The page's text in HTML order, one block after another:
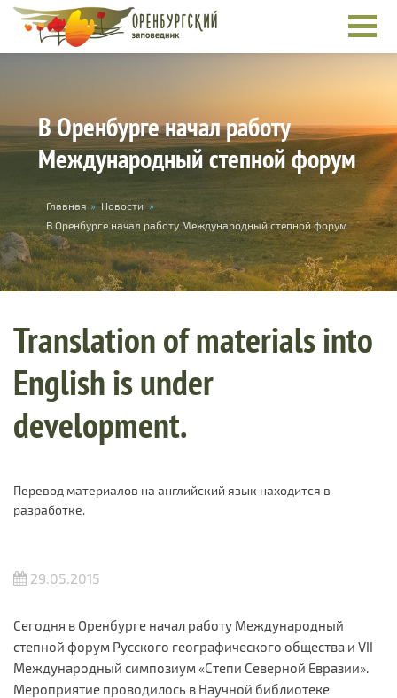
Skip to main content
В Оренбурге начал работу
Международный степной форум
You are here
Главная » Новости »
В Оренбурге начал работу Международный степной форум
Translation of materials into
English is under
development.
Перевод материалов на английский язык находится в
разработке.
29.05.2015
Сегодня в Оренбурге начал работу Международный
степной форум Русского географического общества и VII
Международный симпозиум «Степи Северной Евразии».
Мероприятие проводилось в Научной библиотеке